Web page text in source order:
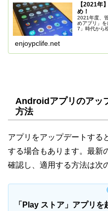
【2021年
め！
2021年度、
めアプリ」
7」時代から
enjoypclife.net
Androidアプリのアッ
方法
アプリをアップデートする
する場合もあります。最新
確認し、適用する方法は次
「Play ストア」アプリ